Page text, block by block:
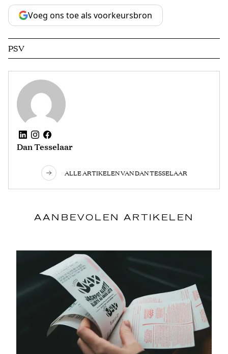
Voeg ons toe als voorkeursbron
PSV
Dan Tesselaar
ALLE ARTIKELEN VAN DAN TESSELAAR
AANBEVOLEN ARTIKELEN